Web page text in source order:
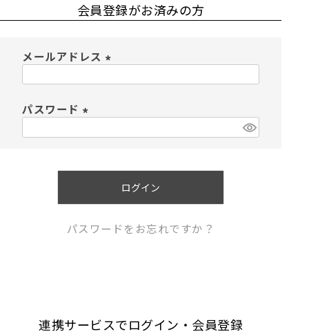
会員登録がお済みの方
メールアドレス
パスワード
ログイン
パスワードをお忘れですか？
連携サービスでログイン・会員登録